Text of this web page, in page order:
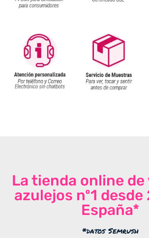
La tienda online de
azulejos nº1
España*
*datos Semrush